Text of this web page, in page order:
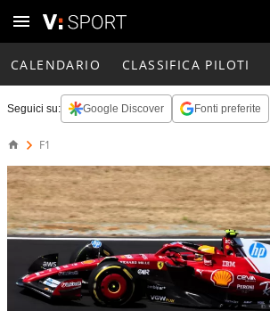
CALENDARIO CLASSIFICA PILOTI
Seguici su: Google Discover Fonti preferite
F1